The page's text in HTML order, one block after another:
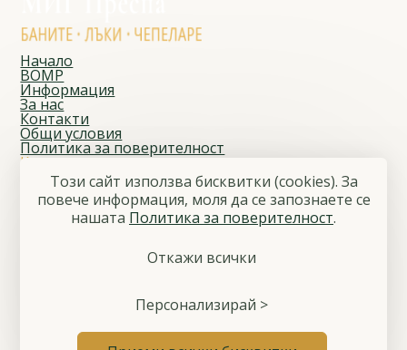
Начало
ВОМР
Информация
За нас
Контакти
Общи условия
Политика за поверителност
Контакти
Адрес
Чепеларе, ул. „Йордан Данчев“ № 1
E-mail
migprespa@gmail.com
Управление на бисквитките
Този сайт използва бисквитки (cookies). За
повече информация, моля да се запознаете се
нашaтa Политика за поверителност.
Откажи всички
Персонализирай >